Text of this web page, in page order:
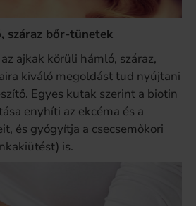
száraz bőr-tünetek
ajkak körüli hámló, száraz,
kiváló megoldást tud nyújtani
Egyes kutak szerint a biotin
enyhíti az ekcéma és a
és gyógyítja a csecsemőkori
is.